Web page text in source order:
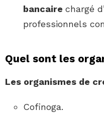
bancaire chargé
professionnels
Quel sont les
Les organismes de
Cofinoga.